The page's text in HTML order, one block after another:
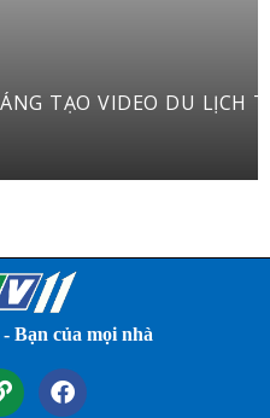
TRÊN YOUTUBE SHORTS “VIỆT NAM: ĐI
Bạn của mọi nhà